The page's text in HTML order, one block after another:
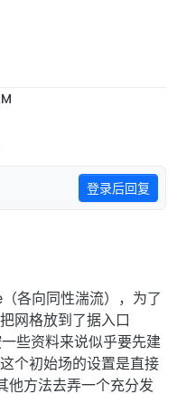
登录后回复
各向同性湍流），为了
网格放到了据入口
些资料来说似乎要先建
个初始场的设置是直接
他方法去弄一个充分发